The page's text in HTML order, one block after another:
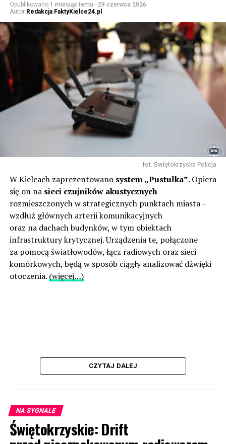
Opublikowano 1 miesiąc temu - 29 czerwca 2026
Autor Redakcja FaktyKielce24.pl
fot. Świętokrzyska Policja
W Kielcach zaprezentowano system „Pustułka”. Opiera
się on na sieci czujników akustycznych
rozmieszczonych w strategicznych punktach miasta –
wzdłuż głównych arterii komunikacyjnych
oraz na dachach budynków, w tym obiektach
infrastruktury krytycznej. Urządzenia te, połączone
za pomocą światłowodów, łącz radiowych oraz sieci
komórkowych, będą w sposób ciągły analizować dźwięki
otoczenia. (więcej…)
CZYTAJ DALEJ
NA SYGNALE
Świętokrzyskie: Drift